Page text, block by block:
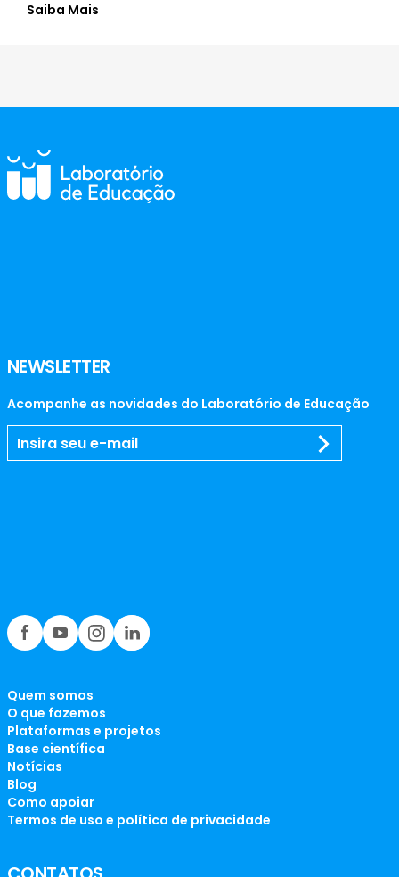
Saiba Mais
NEWSLETTER
Acompanhe as novidades do Laboratório de Educação
Quem somos
O que fazemos
Plataformas e projetos
Base científica
Notícias
Blog
Como apoiar
Termos de uso e política de privacidade